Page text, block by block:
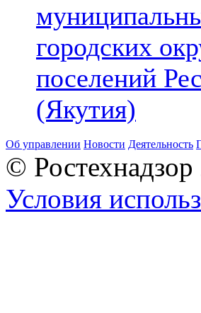
городских
поселений
(Якутия)
Об управлении Новости Деятельность
©
Условия